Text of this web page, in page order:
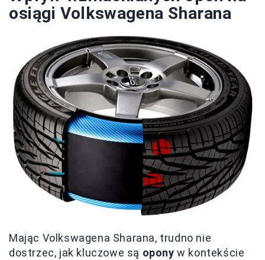
osiągi Volkswagena Sharana
Mając Volkswagena Sharana, trudno nie
dostrzec, jak kluczowe są opony w kontekście